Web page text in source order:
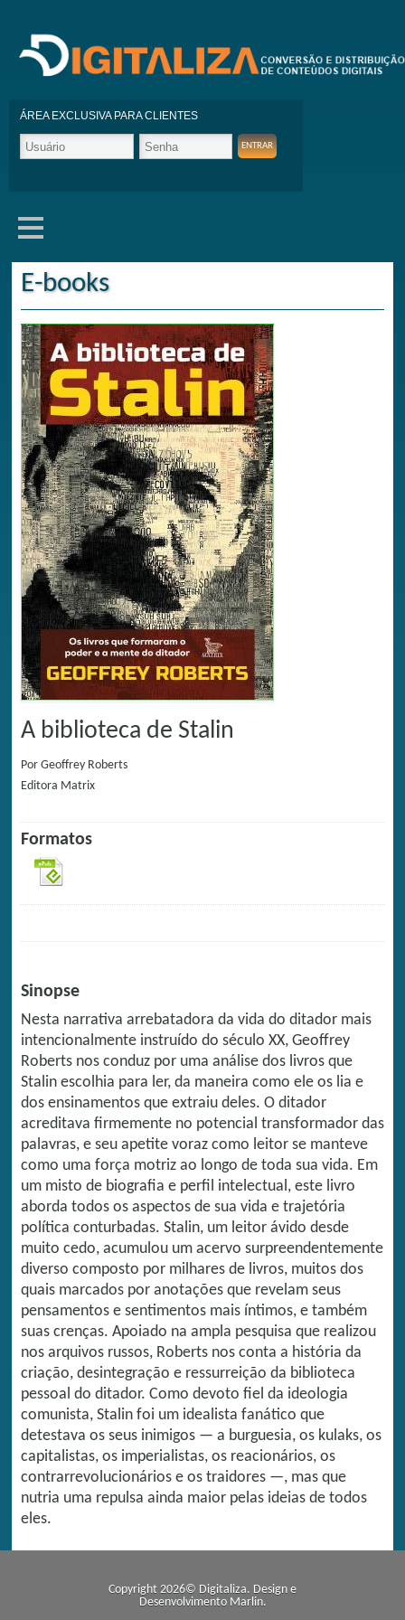
ÁREA EXCLUSIVA PARA CLIENTES
E-books
A biblioteca de Stalin
Por Geoffrey Roberts
Editora Matrix
Formatos
Sinopse
Nesta narrativa arrebatadora da vida do ditador mais
intencionalmente instruído do século XX, Geoffrey
Roberts nos conduz por uma análise dos livros que
Stalin escolhia para ler, da maneira como ele os lia e
dos ensinamentos que extraiu deles. O ditador
acreditava firmemente no potencial transformador das
palavras, e seu apetite voraz como leitor se manteve
como uma força motriz ao longo de toda sua vida. Em
um misto de biografia e perfil intelectual, este livro
aborda todos os aspectos de sua vida e trajetória
política conturbadas. Stalin, um leitor ávido desde
muito cedo, acumulou um acervo surpreendentemente
diverso composto por milhares de livros, muitos dos
quais marcados por anotações que revelam seus
pensamentos e sentimentos mais íntimos, e também
suas crenças. Apoiado na ampla pesquisa que realizou
nos arquivos russos, Roberts nos conta a história da
criação, desintegração e ressurreição da biblioteca
pessoal do ditador. Como devoto fiel da ideologia
comunista, Stalin foi um idealista fanático que
detestava os seus inimigos — a burguesia, os kulaks, os
capitalistas, os imperialistas, os reacionários, os
contrarrevolucionários e os traidores —, mas que
nutria uma repulsa ainda maior pelas ideias de todos
eles.
Copyright 2026© Digitaliza. Design e
Desenvolvimento Marlin.